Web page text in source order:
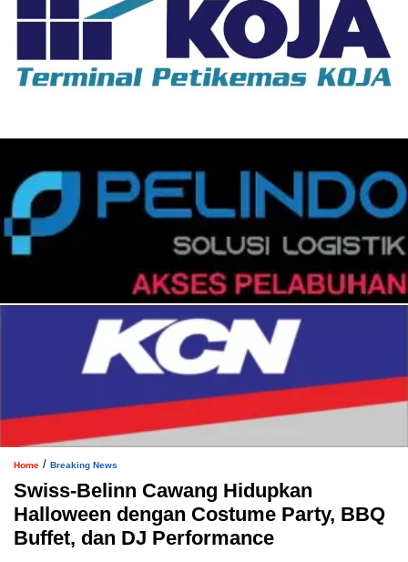
Home / Breaking News
Swiss-Belinn Cawang Hidupkan
Halloween dengan Costume Party, BBQ
Buffet, dan DJ Performance